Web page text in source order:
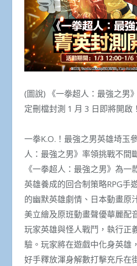
(圖說) 《一拳超人：最強之男
定刪檔封測 1 月 3 日即將開啟！
一拳K.O.！最強之男英雄埼玉
人：最強之男》率領挑戰不間
《一拳超人：最強之男》為一
英雄養成的回合制策略RPG手
的幽默英雄劇情、日本動畫原
美立繪及原班動畫聲優華麗配
玩家英雄與怪人戰鬥，執行正
驗。玩家將在遊戲中化身英雄
好手釋放渾身解數打擊充斥在